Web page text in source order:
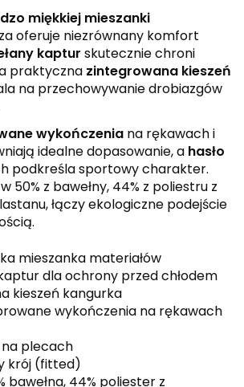
miękkiej mieszanki
oferuje niezrównany komfort
kaptur skutecznie chroni
praktyczna zintegrowana kieszeń
na przechowywanie drobiazgów
wykończenia na rękawach i
idealne dopasowanie, a hasło
podkreśla sportowy charakter.
50% z bawełny, 44% z poliestru z
łączy ekologiczne podejście
mieszanka materiałów
dla ochrony przed chłodem
kieszeń kangurka
wykończenia na rękawach
na plecach
krój (fitted)
bawełna, 44% poliester z